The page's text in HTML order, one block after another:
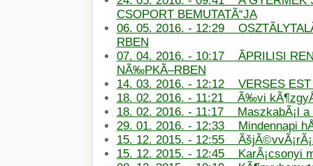
CSOPORT BEMUTATÃ“JA
06. 05. 2016. - 12:29
RBEN
07. 04. 2016. - 10:17 ÃPRILISI
NÃ‰PKÃ–RBEN
14. 03. 2016. - 12:12 VERSES
18. 02. 2016. - 11:21 Ã‰vi
18. 02. 2016. - 11:17 MaszkabÃ¡l a
29. 01. 2016. - 12:33 Mindennapi
15. 12. 2015. - 12:55
15. 12. 2015. - 12:45 KarÃ¡csonyi